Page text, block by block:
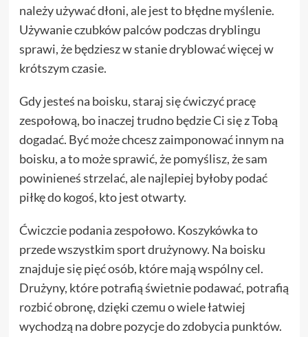
należy używać dłoni, ale jest to błędne myślenie.
Używanie czubków palców podczas dryblingu
sprawi, że będziesz w stanie dryblować więcej w
krótszym czasie.
Gdy jesteś na boisku, staraj się ćwiczyć pracę
zespołową, bo inaczej trudno będzie Ci się z Tobą
dogadać. Być może chcesz zaimponować innym na
boisku, a to może sprawić, że pomyślisz, że sam
powinieneś strzelać, ale najlepiej byłoby podać
piłkę do kogoś, kto jest otwarty.
Ćwiczcie podania zespołowo. Koszykówka to
przede wszystkim sport drużynowy. Na boisku
znajduje się pięć osób, które mają wspólny cel.
Drużyny, które potrafią świetnie podawać, potrafią
rozbić obronę, dzięki czemu o wiele łatwiej
wychodzą na dobre pozycje do zdobycia punktów.